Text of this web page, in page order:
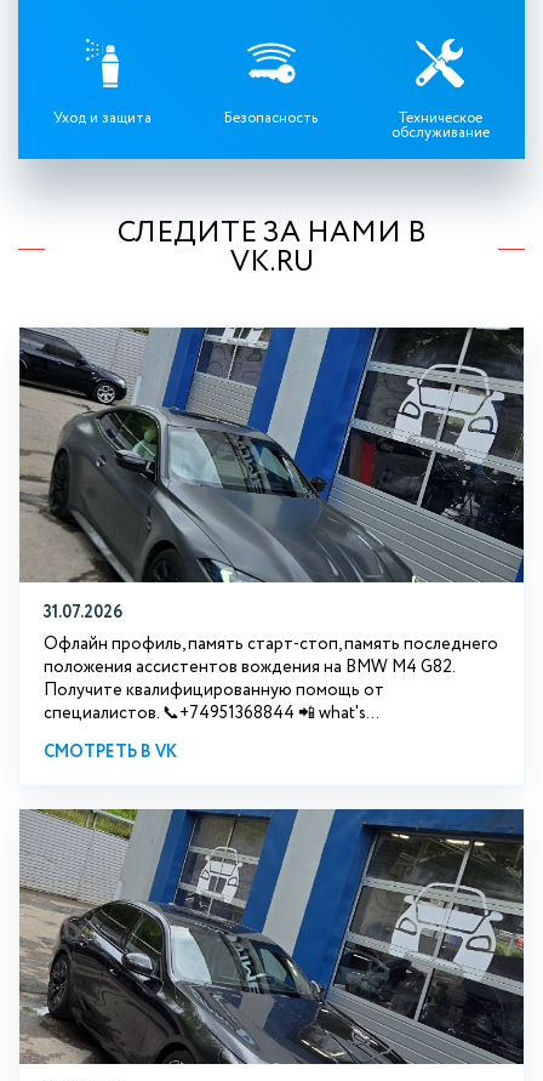
Уход и защита Безопасность Техническое
обслуживание
СЛЕДИТЕ ЗА НАМИ В
VK.RU
31.07.2026
Офлайн профиль, память старт-стоп, память последнего
положения ассистентов вождения на BMW М4 G82.
Получите квалифицированную помощь от
специалистов. 📞+74951368844 📲 what's...
СМОТРЕТЬ В VK